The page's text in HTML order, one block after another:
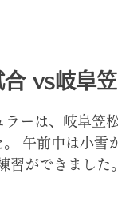
vs岐阜
ーは、岐阜笠
午前中は小
習ができまし